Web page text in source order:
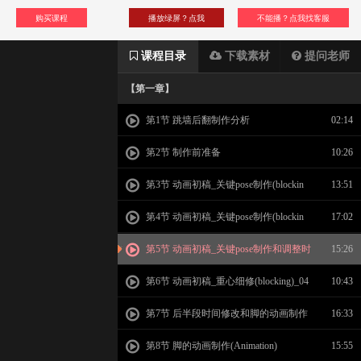
购买课程 不能播？点我找客服
播放绿屏？点我
课程目录 下载素材 提问老师
【第一章】
第1节 跳墙后翻制作分析 02:14
第2节 制作前准备 10:26
第3节 动画初稿_关键pose制作(blockin
g)_01
13:51
第4节 动画初稿_关键pose制作(blockin
g)_02
17:02
第5节 动画初稿_关键pose制作和调整时
间(blocking)_03
15:26
第6节 动画初稿_重心细修(blocking)_04 10:43
第7节 后半段时间修改和脚的动画制作
(Animation)
16:33
第8节 脚的动画制作(Animation) 15:55